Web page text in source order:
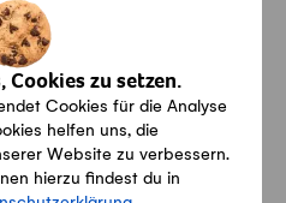
Cookies zu setzen.
Cookies für die Analyse
helfen uns, die
Website zu verbessern.
hierzu findest du in
Vegi